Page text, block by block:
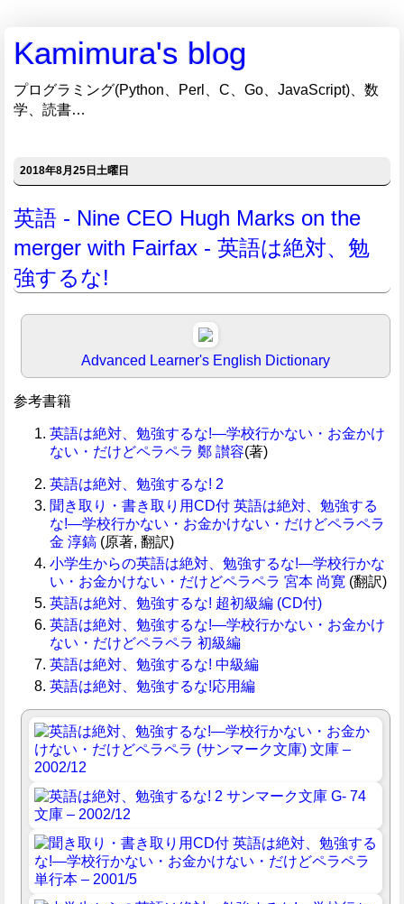
Kamimura's blog
プログラミング(Python、Perl、C、Go、JavaScript)、数
学、読書…
2018年8月25日土曜日
英語 - Nine CEO Hugh Marks on the
merger with Fairfax - 英語は絶対、勉
強するな!
Advanced Learner's English Dictionary
参考書籍
英語は絶対、勉強するな!―学校行かない・お金かけ
ない・だけどペラペラ 鄭 讃容(著)
英語は絶対、勉強するな! 2
聞き取り・書き取り用CD付 英語は絶対、勉強する
な!―学校行かない・お金かけない・だけどペラペラ
金 淳鎬 (原著, 翻訳)
小学生からの英語は絶対、勉強するな!―学校行かな
い・お金かけない・だけどペラペラ 宮本 尚寛 (翻訳)
英語は絶対、勉強するな! 超初級編 (CD付)
英語は絶対、勉強するな!―学校行かない・お金かけ
ない・だけどペラペラ 初級編
英語は絶対、勉強するな! 中級編
英語は絶対、勉強するな!応用編